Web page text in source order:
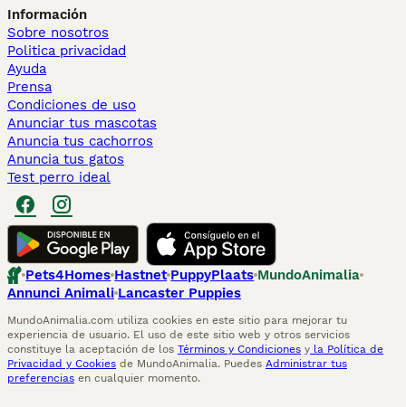
Información
Sobre nosotros
Politica privacidad
Ayuda
Prensa
Condiciones de uso
Anunciar tus mascotas
Anuncia tus cachorros
Anuncia tus gatos
Test perro ideal
Pets4Homes Hastnet PuppyPlaats MundoAnimalia
Annunci Animali Lancaster Puppies
MundoAnimalia.com utiliza cookies en este sitio para mejorar tu
experiencia de usuario. El uso de este sitio web y otros servicios
constituye la aceptación de los Términos y Condiciones y la Política de
Privacidad y Cookies de MundoAnimalia. Puedes Administrar tus
preferencias en cualquier momento.